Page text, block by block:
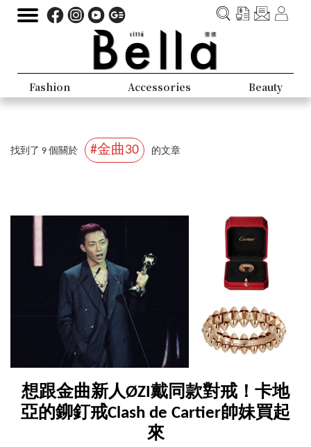
Fashion Accessories Beauty
找到了 9 個關於 #金曲30 的文章
想跟金曲新人ØZI戴同款對戒！卡地
亞的鉚釘戒Clash de Cartier帥妹買起
來